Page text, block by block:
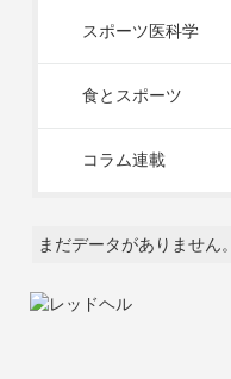
スポーツ医科学
食とスポーツ
コラム連載
まだデータがありません。